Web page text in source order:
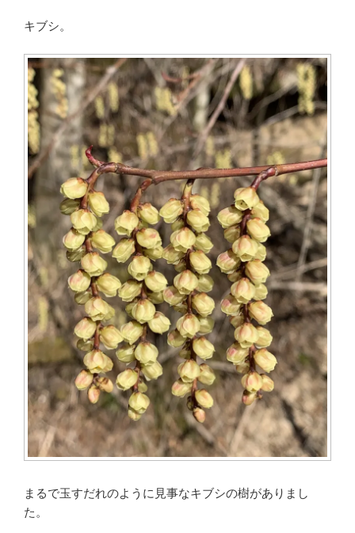
キブシ。
まるで玉すだれのように見事なキブシの樹がありまし
た。